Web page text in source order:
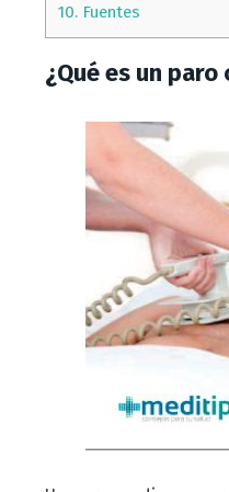
10.Fuentes
¿Qué es un paro